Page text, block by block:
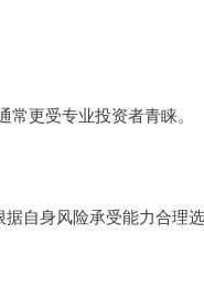
更受专业投资者青睐。
自身风险承受能力合理选